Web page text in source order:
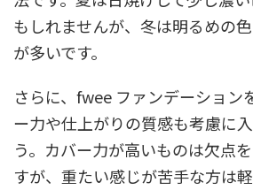
もしれませんが、冬は明るめの
が多いです。
さらに、fwee ファンデーション
ー力や仕上がりの質感も考慮に
う。カバー力が高いものは欠点
すが、重たい感じが苦手な方は